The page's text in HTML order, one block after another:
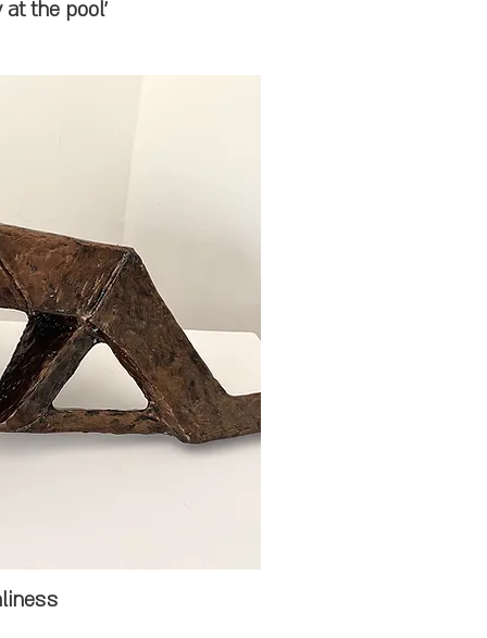
'Saturday at the pool'